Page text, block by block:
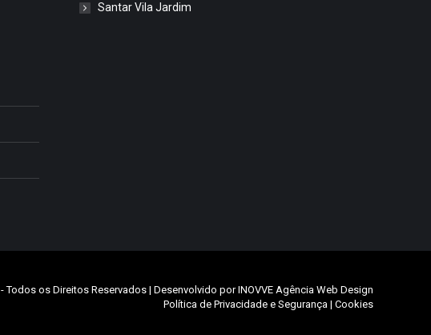
Santar Vila Jardim
- Todos os Direitos Reservados | Desenvolvido porINOVVE Agência Web Design
Política de Privacidade e Segurança | Cookies